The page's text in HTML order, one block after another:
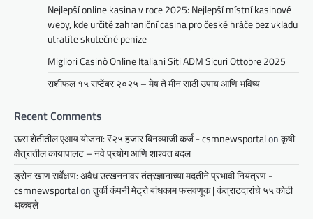
Nejlepší online kasina v roce 2025: Nejlepší místní kasinové
weby, kde určitě zahraniční casina pro české hráče bez vkladu
utratíte skutečné peníze
Migliori Casinò Online Italiani Siti ADM Sicuri Ottobre 2025
राशीफल १५ सप्टेंबर २०२५ – मेष ते मीन साठी उपाय आणि भविष्य
Recent Comments
ऊस शेतीतील एआय योजना: ₹२५ हजार बिनव्याजी कर्ज - csmnewsportalonकृषी
क्षेत्रातील कायापालट – नवे प्रयोग आणि शाश्वत बदल
ड्रोन खाण सर्वेक्षण: अवैध उत्खननावर तंत्रज्ञानाच्या मदतीने प्रभावी नियंत्रण -
csmnewsportalonतुर्की कंपनी मेट्रो बांधकाम फसवणूक | कंत्राटदारांचे ५५ कोटी
थकवले